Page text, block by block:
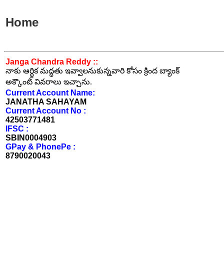
Home
Janga Chandra Reddy ::
నాకు ఆర్ధిక మద్ధతు ఇవ్వాలనుకున్నవారి కోసం క్రింద బ్యాంక్
అక్కౌంట్ వివరాలు ఇచ్చాను.
Current Account Name:
JANATHA SAHAYAM
Current Account No :
42503771481
IFSC :
SBIN0004903
GPay & PhonePe :
8790020043